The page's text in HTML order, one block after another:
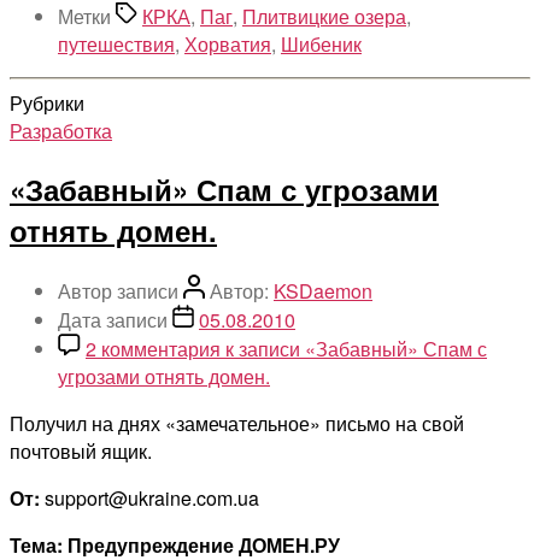
Метки
КРКА, Паг, Плитвицкие озера,
путешествия, Хорватия, Шибеник
Рубрики
Разработка
«Забавный» Спам с угрозами
отнять домен.
Автор записи Автор: KSDaemon
Дата записи
05.08.2010
2 комментария к записи «Забавный» Спам с
угрозами отнять домен.
Получил на днях «замечательное» письмо на свой
почтовый ящик.
От: support@ukraine.com.ua
Тема: Предупреждение ДОМЕН.РУ